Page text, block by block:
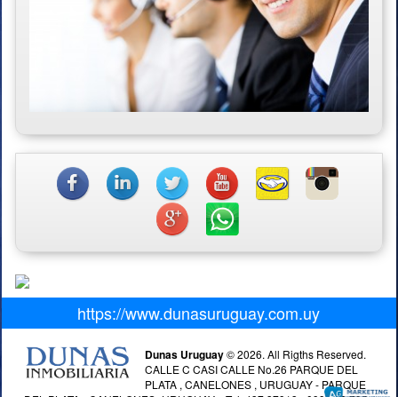
https://www.dunasuruguay.com.uy
Dunas Uruguay© 2026. All Rigths Reserved.
CALLE C CASI CALLE No.26 PARQUE DEL
PLATA , CANELONES , URUGUAY - PARQUE